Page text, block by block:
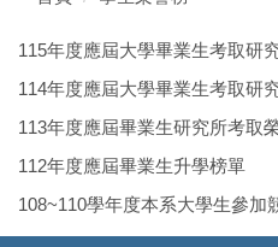
115年度應屆大學畢業生考取研
114年度應屆大學畢業生考取研
113年度應屆畢業生研究所考取
112年度應屆畢業生升學榜單
108~110學年度本系大學生參加